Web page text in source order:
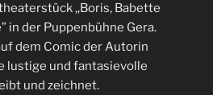
,,Boris, Babette
in der Puppenbühne Gera.
dem Comic der Autorin
lustige und fantasievolle
und zeichnet.